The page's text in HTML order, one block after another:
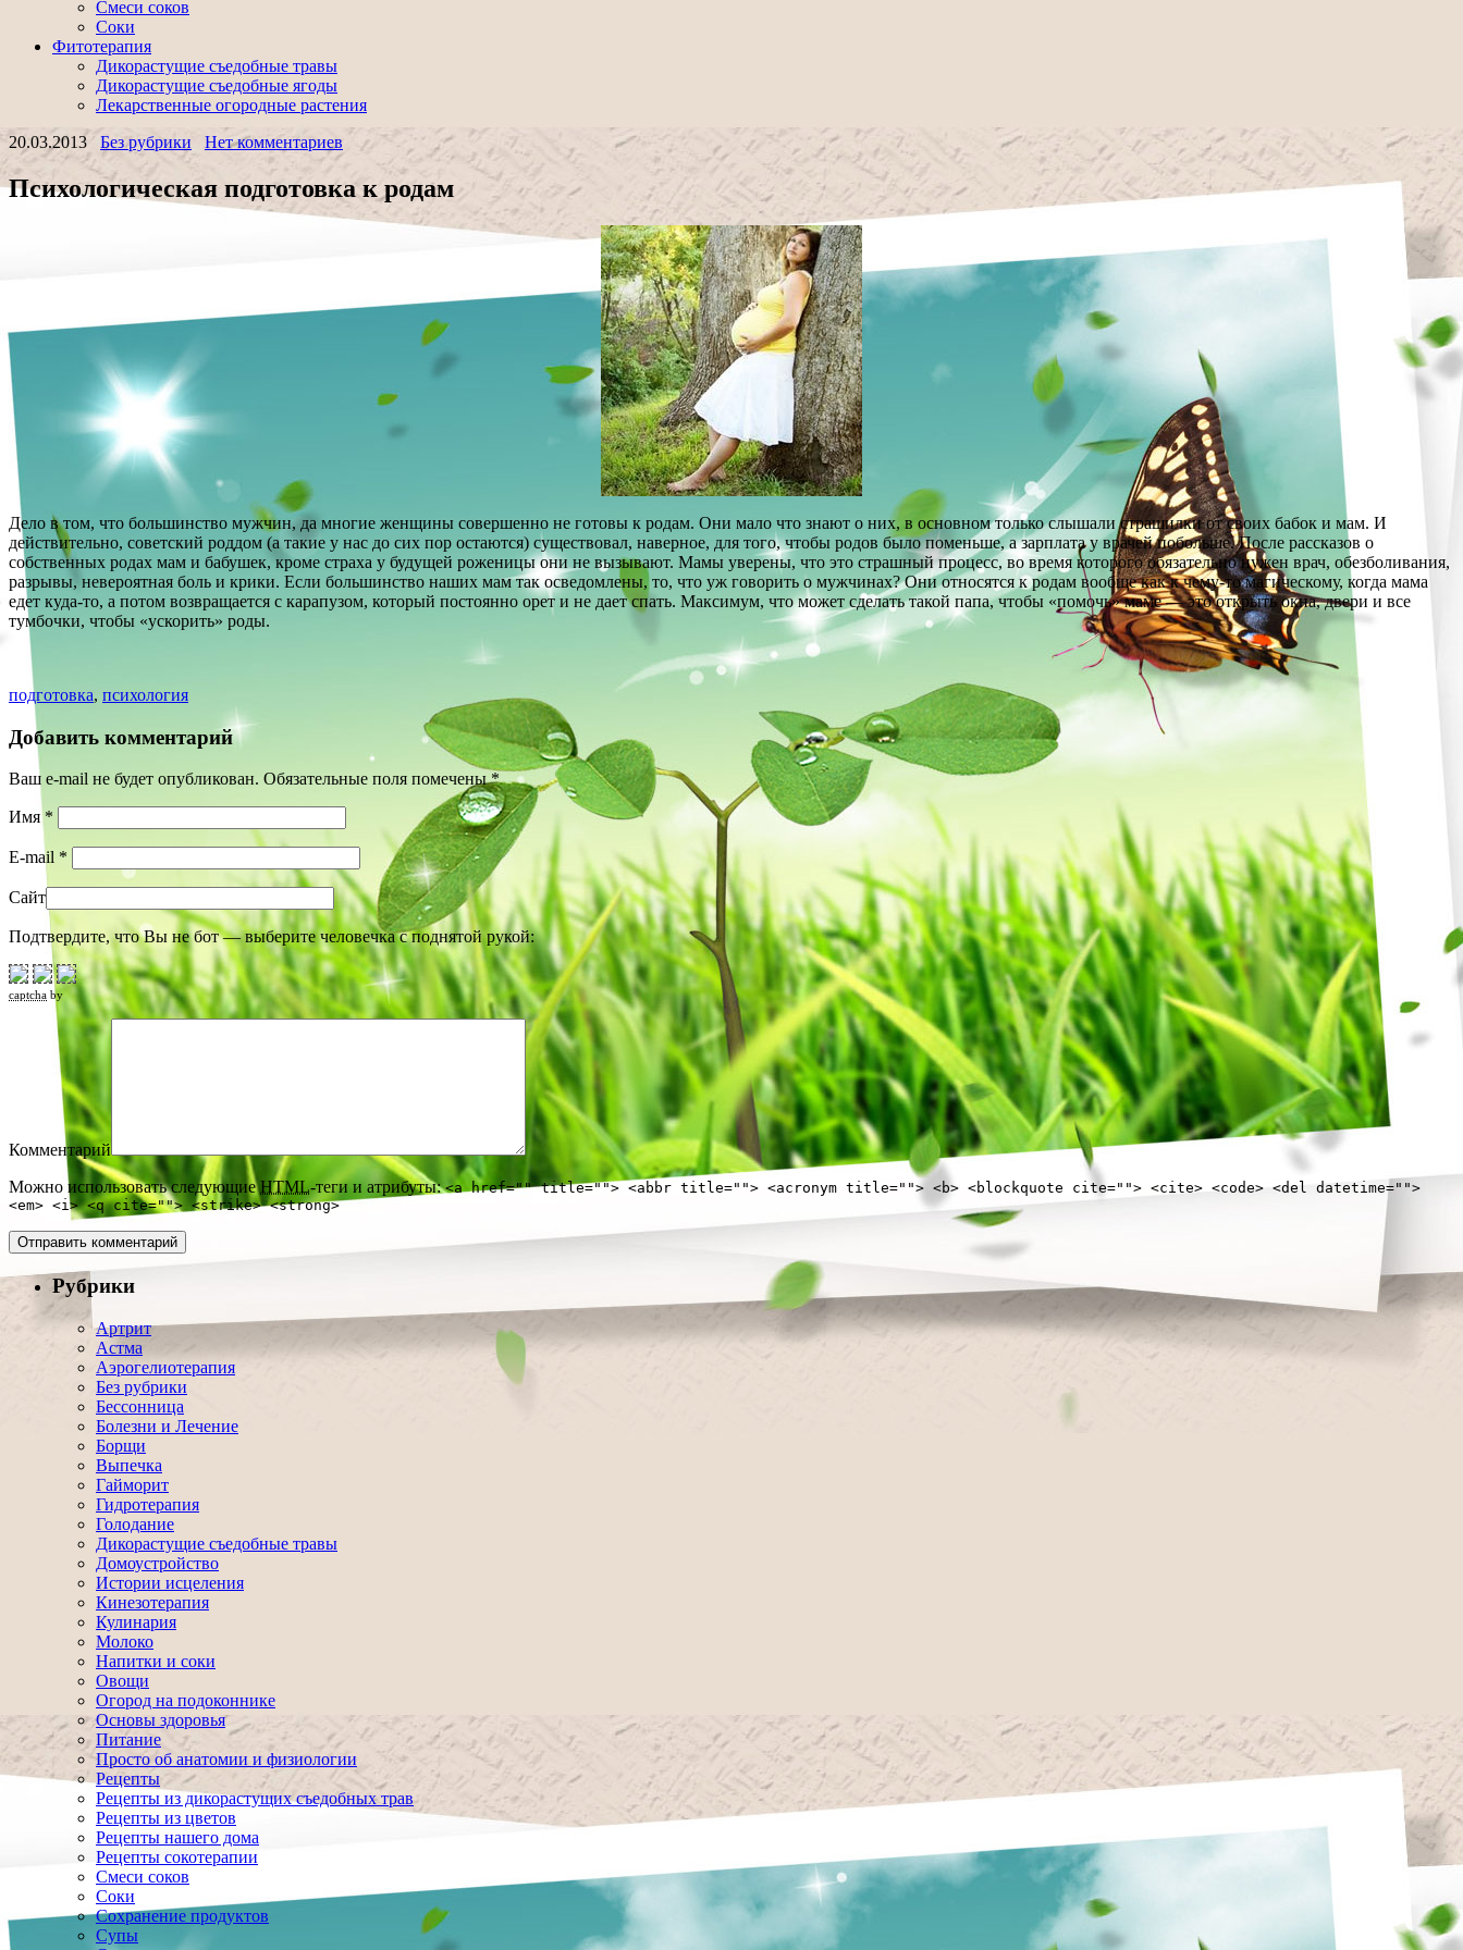
Смеси соков
Соки
Фитотерапия
Дикорастущие съедобные травы
Дикорастущие съедобные ягоды
Лекарственные огородные растения
20.03.2013
Без рубрики Нет комментариев
Психологическая подготовка к родам
Дело в том, что большинство мужчин, да многие женщины совершенно не готовы к родам. Они мало что знают о них, в основном только слышали страшилки от своих бабок и мам. И
действительно, советский роддом (а такие у нас до сих пор остаются) существовал, наверное, для того, чтобы родов было поменьше, а зарплата у врачей побольше. После рассказов о
собственных родах мам и бабушек, кроме страха у будущей роженицы они не вызывают. Мамы уверены, что это страшный процесс, во время которого обязательно нужен врач, обезболивания,
разрывы, невероятная боль и крики. Если большинство наших мам так осведомлены, то, что уж говорить о мужчинах?Они относятся к родам вообще как к чему-то магическому, когда мама
едет куда-то, а потом возвращается с карапузом, который постоянно орет и не дает спать. Максимум, что может сделать такой папа, чтобы «помочь» маме — это открыть окна, двери и все
тумбочки, чтобы «ускорить» роды.
подготовка, психология
Добавить комментарий
Ваш e-mail не будет опубликован. Обязательные поля помечены*
Имя*
E-mail *
Сайт
Подтвердите, что Вы не бот — выберите человечка с поднятой рукой:
captcha by
Комментарий
Можно использовать следующиеHTML-теги и атрибуты:<a href="" title=""> <abbr title=""> <acronym title=""> <b> <blockquote cite=""> <cite> <code> <del datetime="">
<em> <i> <q cite=""> <strike> <strong>
Рубрики
Артрит
Астма
Аэрогелиотерапия
Без рубрики
Бессонница
Болезни и Лечение
Борщи
Выпечка
Гайморит
Гидротерапия
Голодание
Дикорастущие съедобные травы
Домоустройство
Истории исцеления
Кинезотерапия
Кулинария
Молоко
Напитки и соки
Овощи
Огород на подоконнике
Основы здоровья
Питание
Просто об анатомии и физиологии
Рецепты
Рецепты из дикорастущих съедобных трав
Рецепты из цветов
Рецепты нашего дома
Рецепты сокотерапии
Смеси соков
Соки
Сохранение продуктов
Супы